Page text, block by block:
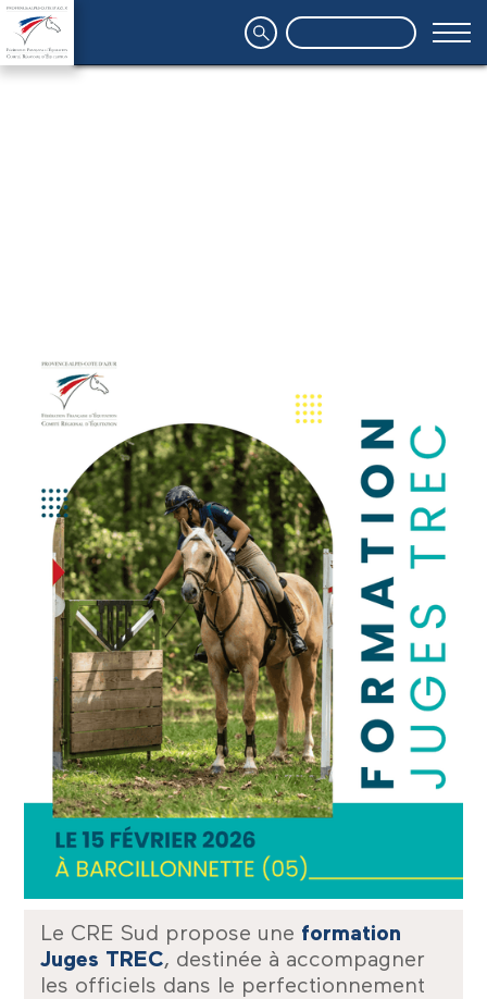
Le CRE Sud propose une formation
Juges TREC, destinée à accompagner
les officiels dans le perfectionnement